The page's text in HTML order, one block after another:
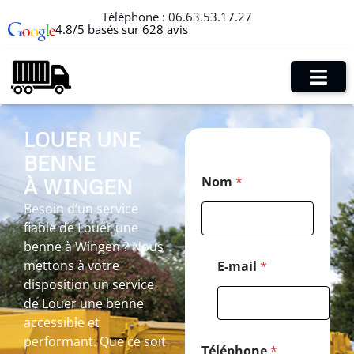
Téléphone : 06.63.53.17.27
4.8/5 basés sur 628 avis
LOUER UNE
BENNE
À WINGEN
Besoin d’un service
fiable de Louer une
benne à Wingen ? Nous
mettons à votre
disposition un service
de Louer une benne
accessible et
performant. Que ce soit
e
s
a
a
Nom *
E-mail *